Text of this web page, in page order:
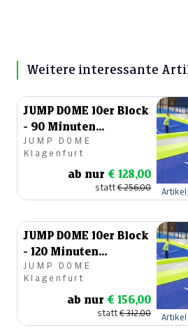
Weitere interessante
JUMP DOME 10er Block
- 90 Minuten
Sprungzeit
JUMP DOME
Klagenfurt
ab nur € 128,00
statt€ 256,00
JUMP DOME 10er Block
- 120 Minuten
Sprungzeit
JUMP DOME
Klagenfurt
ab nur € 156,00
statt€ 312,00